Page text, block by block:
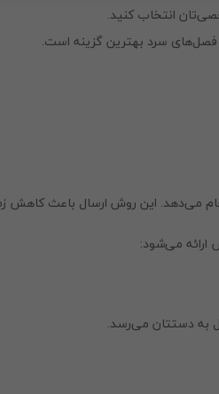
انتخاب کنید.
سرد بهترین گزینه است.
می‌دهد. این روش ارسال باعث
ارائه می‌شود:
به دستتان می‌رسد.